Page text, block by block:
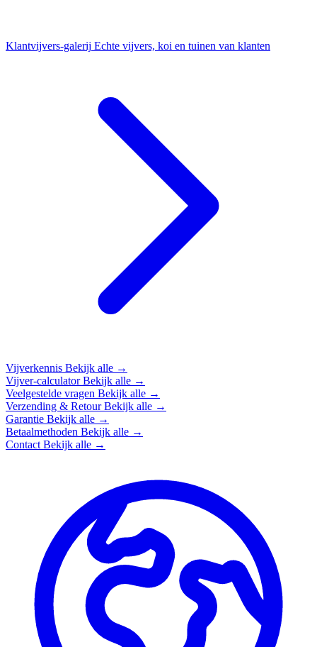
Klantvijvers-galerij Echte vijvers, koi en tuinen van klanten
Vijverkennis Bekijk alle →
Vijver-calculatorBekijk alle →
Veelgestelde vragen Bekijk alle →
Verzending & RetourBekijk alle →
Garantie Bekijk alle →
Betaalmethoden Bekijk alle →
Contact Bekijk alle →